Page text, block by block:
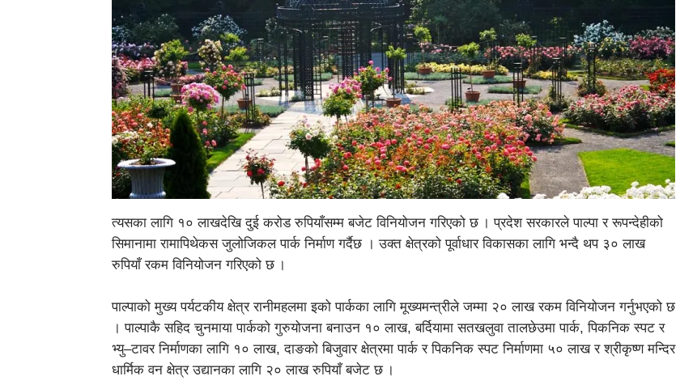
त्यसका लागि १० लाखदेखि दुई करोड रुपियाँसम्म बजेट विनियोजन गरिएको छ । प्रदेश सरकारले पाल्पा र रूपन्देहीको
सिमानामा रामापिथेकस जुलोजिकल पार्क निर्माण गर्दैछ । उक्त क्षेत्रको पूर्वाधार विकासका लागि भन्दै थप ३० लाख
रुपियाँ रकम विनियोजन गरिएको छ ।
पाल्पाको मुख्य पर्यटकीय क्षेत्र रानीमहलमा इको पार्कका लागि मूख्यमन्त्रीले जम्मा २० लाख रकम विनियोजन गर्नुभएको छ
। पाल्पाकै सहिद चुनमाया पार्कको गुरुयोजना बनाउन १० लाख, बर्दियामा सतखलुवा तालछेउमा पार्क, पिकनिक स्पट र
भ्यु–टावर निर्माणका लागि १० लाख, दाङको बिजुवार क्षेत्रमा पार्क र पिकनिक स्पट निर्माणमा ५० लाख र श्रीकृष्ण मन्दिर
धार्मिक वन क्षेत्र उद्यानका लागि २० लाख रुपियाँ बजेट छ ।